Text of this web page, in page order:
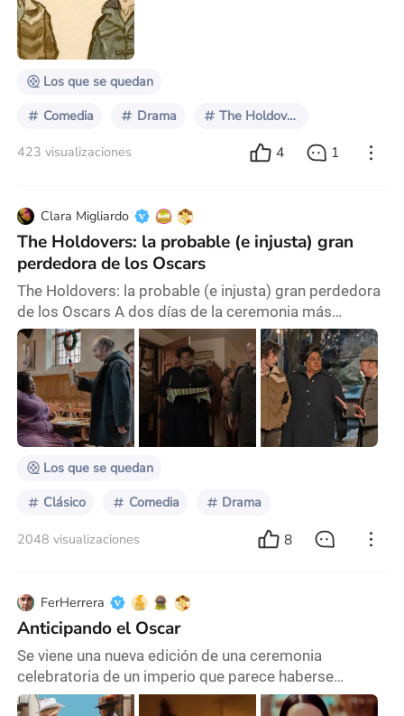
película es demasiado buena. Así que agárrense
porque haré lo mismo que he hecho con mi familia y
amigos los últimos tres meses y les hablaré sobre
Los que se quedan
Comedia Drama The Holdovers
423 visualizaciones 4 1
Clara Migliardo
The Holdovers: la probable (e injusta) gran
perdedora de los Oscars
The Holdovers: la probable (e injusta) gran perdedora
de los Oscars A dos días de la ceremonia más
importante del mundo cinematográfico, las apuestas
se agitan y los prodes comienzan a delinear a los
ganadores y perdedores del público. Todos discuten
con fervor sobre las casillas a tachar en cada terna,
pero pocos piensan en las que quedan vacías. Sin
escrúpulos, descartan aquellas producciones su
Los que se quedan
Clásico Comedia Drama
2048 visualizaciones 8
FerHerrera
Anticipando el Oscar
Se viene una nueva edición de una ceremonia
celebratoria de un imperio que parece haberse
cansado de sí mismo. Más allá de ese escenario de